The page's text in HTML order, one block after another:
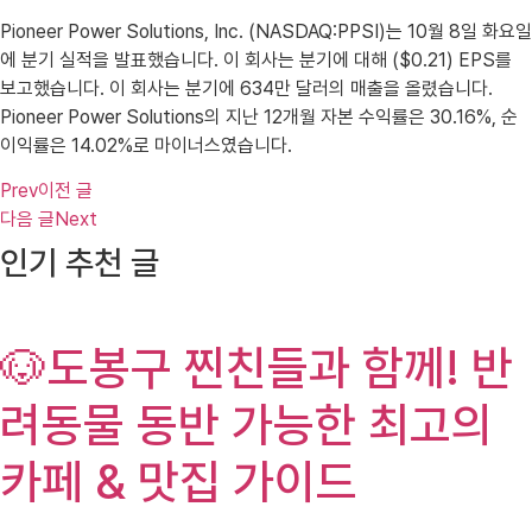
Pioneer Power Solutions, Inc. (NASDAQ:PPSI)는 10월 8일 화요일
에 분기 실적을 발표했습니다. 이 회사는 분기에 대해 ($0.21) EPS를
보고했습니다. 이 회사는 분기에 634만 달러의 매출을 올렸습니다.
Pioneer Power Solutions의 지난 12개월 자본 수익률은 30.16%, 순
이익률은 14.02%로 마이너스였습니다.
Prev이전 글
다음 글Next
인기 추천 글
🐶도봉구 찐친들과 함께! 반
려동물 동반 가능한 최고의
카페 & 맛집 가이드